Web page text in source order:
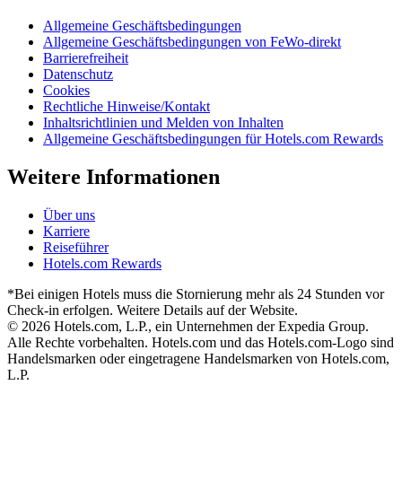
Allgemeine Geschäftsbedingungen
Allgemeine Geschäftsbedingungen von FeWo-direkt
Barrierefreiheit
Datenschutz
Cookies
Rechtliche Hinweise/Kontakt
Inhaltsrichtlinien und Melden von Inhalten
Allgemeine Geschäftsbedingungen für Hotels.com Rewards
Weitere Informationen
Über uns
Karriere
Reiseführer
Hotels.com Rewards
*Bei einigen Hotels muss die Stornierung mehr als 24 Stunden vor
Check-in erfolgen. Weitere Details auf der Website.
© 2026 Hotels.com, L.P., ein Unternehmen der Expedia Group.
Alle Rechte vorbehalten. Hotels.com und das Hotels.com-Logo sind
Handelsmarken oder eingetragene Handelsmarken von Hotels.com,
L.P.